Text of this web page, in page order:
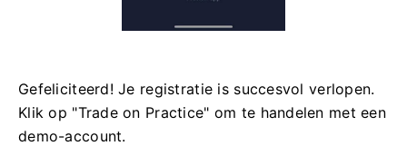
Gefeliciteerd! Je registratie is succesvol verlopen.
Klik op "Trade on Practice" om te handelen met een
demo-account.